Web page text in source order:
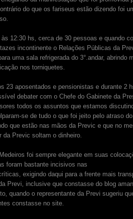
do que os fariseus estão dizendo foi
às 12:30 hs, cerca de 30 pessoas e quando
incontinente o Relações Públicas da
uma sala refrigerada do 3°.andar, abrindo
nos torniquetes.
23 aposentados e pensionistas e durante 2
debater com o Chefe do Gabinete da
todos os assuntos que estamos
se de tudo o que foi jeito pelo atraso do
que estão nas mãos da Previc e que no
da Previc soltam o dinheiro.
foi sempre elegante em suas
foram bastante incisivos nas
exigindo daqui para a frente mais
Previ, inclusive que constasse do blog
quando o representante da Previ sugeriu
constasse no site.